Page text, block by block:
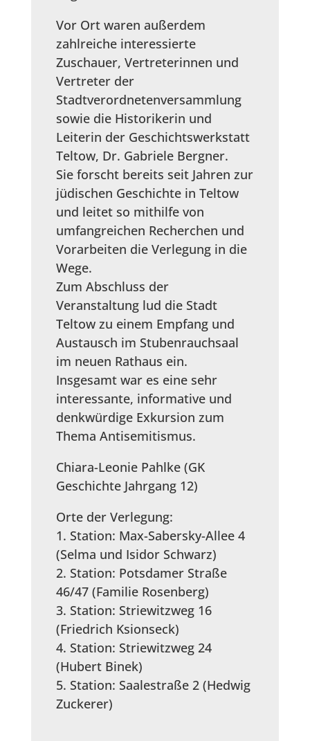
Vor Ort waren außerdem
zahlreiche interessierte
Zuschauer, Vertreterinnen und
Vertreter der
Stadtverordnetenversammlung
sowie die Historikerin und
Leiterin der Geschichtswerkstatt
Teltow, Dr. Gabriele Bergner.
Sie forscht bereits seit Jahren zur
jüdischen Geschichte in Teltow
und leitet so mithilfe von
umfangreichen Recherchen und
Vorarbeiten die Verlegung in die
Wege.
Zum Abschluss der
Veranstaltung lud die Stadt
Teltow zu einem Empfang und
Austausch im Stubenrauchsaal
im neuen Rathaus ein.
Insgesamt war es eine sehr
interessante, informative und
denkwürdige Exkursion zum
Thema Antisemitismus.
Chiara-Leonie Pahlke (GK
Geschichte Jahrgang 12)
Orte der Verlegung:
1. Station: Max-Sabersky-Allee 4
(Selma und Isidor Schwarz)
2. Station: Potsdamer Straße
46/47 (Familie Rosenberg)
3. Station: Striewitzweg 16
(Friedrich Ksionseck)
4. Station: Striewitzweg 24
(Hubert Binek)
5. Station: Saalestraße 2 (Hedwig
Zuckerer)